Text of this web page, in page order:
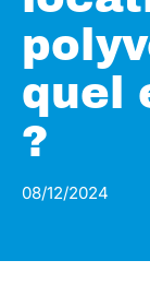
quel
?
08/12/2024